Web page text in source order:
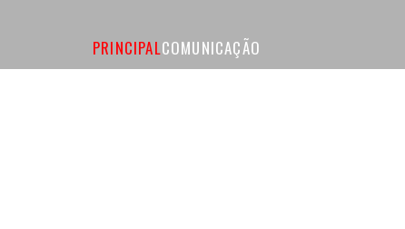
PRINCIPALCOMUNICAÇÃO